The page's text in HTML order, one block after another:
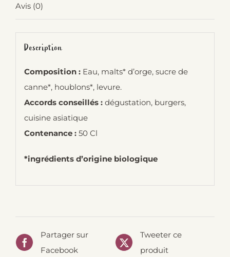
Avis (0)
Description
Composition :Eau, malts* d’orge, sucre de
canne*, houblons*, levure.
Accords conseillés :dégustation, burgers,
cuisine asiatique
Contenance :50 Cl
*ingrédients d’origine biologique
Partager sur
Facebook
Tweeter ce
produit